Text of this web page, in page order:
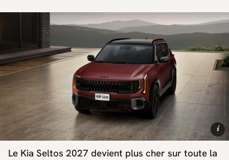
i
Le Kia Seltos 2027 devient plus cher sur toute la